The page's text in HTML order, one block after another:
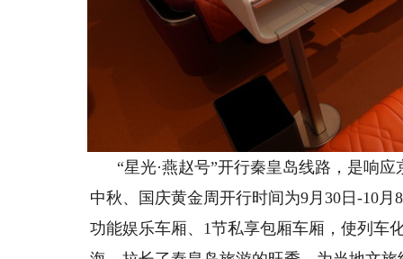
“星光·燕赵号”开行秦皇岛线路，是响
中秋、国庆黄金周开行时间为9月30日-10
功能娱乐车厢、1节私享包厢车厢，使列车